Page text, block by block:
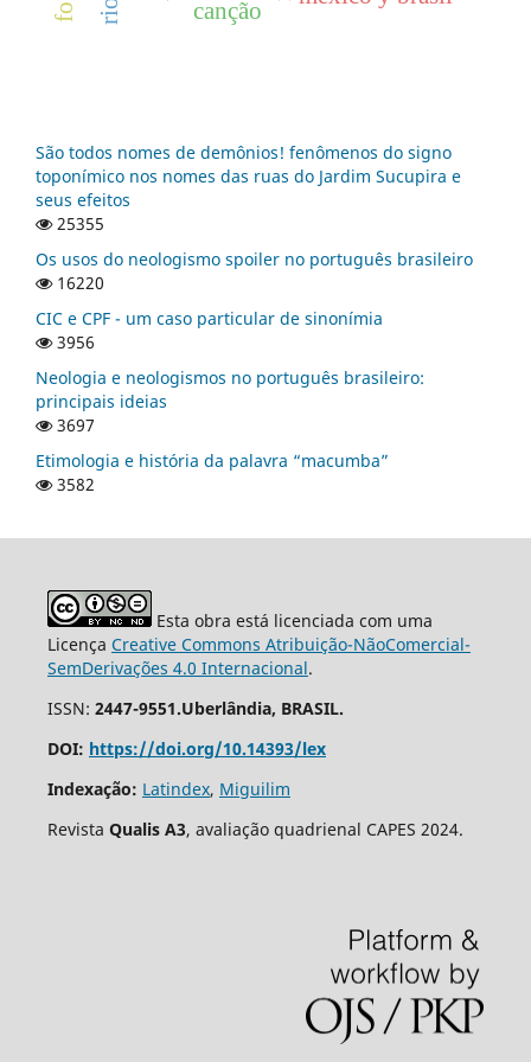
canção
São todos nomes de demônios! fenômenos do signo
toponímico nos nomes das ruas do Jardim Sucupira e
seus efeitos
25355
Os usos do neologismo spoiler no português brasileiro
16220
CIC e CPF - um caso particular de sinonímia
3956
Neologia e neologismos no português brasileiro:
principais ideias
3697
Etimologia e história da palavra “macumba”
3582
Esta obra está licenciada com uma
Licença Creative Commons Atribuição-NãoComercial-
SemDerivações 4.0 Internacional.
ISSN: 2447-9551.Uberlândia, BRASIL.
DOI: https://doi.org/10.14393/lex
Indexação: Latindex, Miguilim
Revista Qualis A3, avaliação quadrienal CAPES 2024.